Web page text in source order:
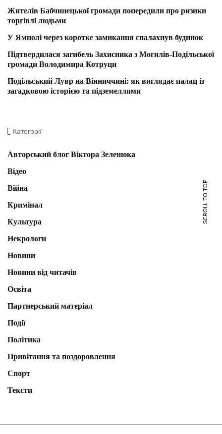
Жителів Бабчинецької громади попередили про ризики
торгівлі людьми
У Ямполі через коротке замикання спалахнув будинок
Підтвердилася загибель Захисника з Могилів-Подільської
громади Володимира Котруци
Подільський Лувр на Вінниччині: як виглядає палац із
загадковою історією та підземеллями
Категорії
Авторський блог Віктора Зеленюка
Відео
Війна
Кримінал
Культура
Некрологи
Новини
Новини від читачів
Освіта
Партнерський матеріал
Події
Політика
Привітання та поздоровлення
Спорт
Тексти
SCROLL TO TOP